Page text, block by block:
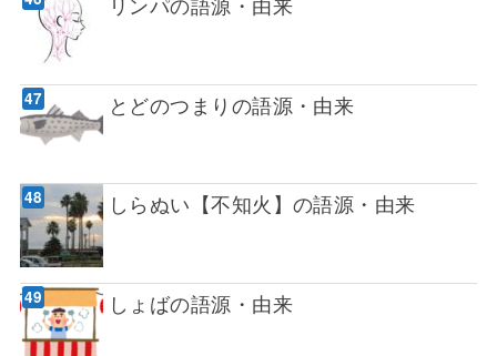
とどのつまりの語源・由来
しらぬい【不知火】の語源・由来
しょばの語源・由来